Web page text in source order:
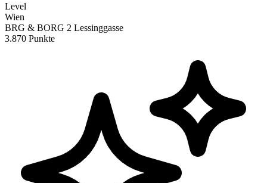
Level
Wien
BRG & BORG 2 Lessinggasse
3.870 Punkte